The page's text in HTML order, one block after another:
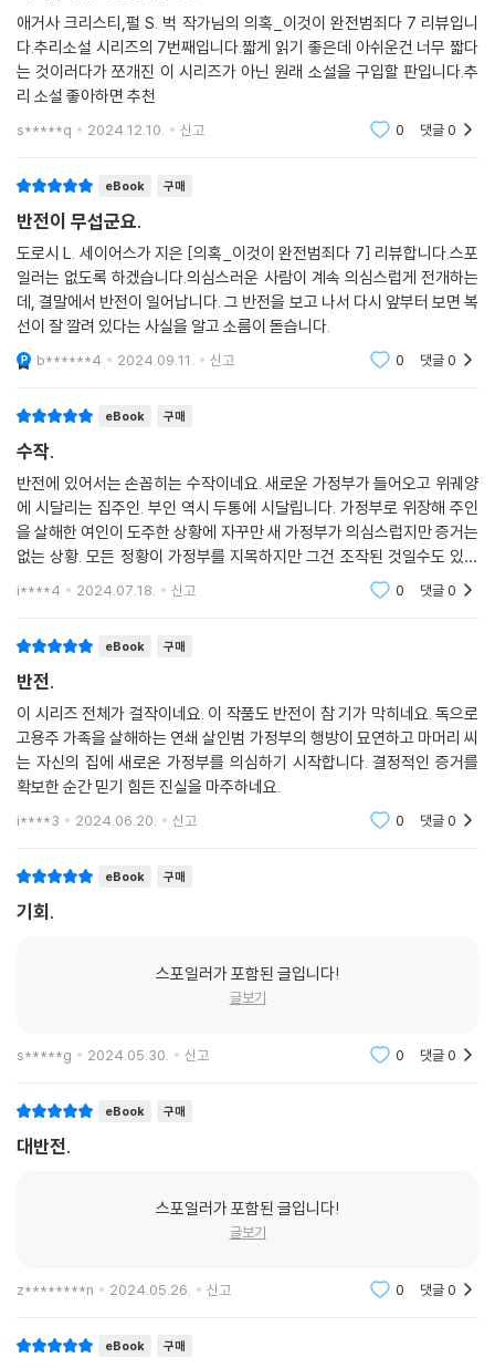
애거사 크리스티,펄 S. 벅 작가님의 의혹_이것이 완전범죄다 7 리뷰입니
다.추리소설 시리즈의 7번째입니다.짧게 읽기 좋은데 아쉬운건 너무 짧다
는 것이러다가 쪼개진 이 시리즈가 아닌 원래 소설을 구입할 판입니다.추
리 소설 좋아하면 추천
s*****q 2024.12.10. 신고 0 댓글0
eBook 구매
반전이 무섭군요.
도로시 L. 세이어스가 지은 [의혹_이것이 완전범죄다 7] 리뷰합니다.스포
일러는 없도록 하겠습니다.의심스러운 사람이 계속 의심스럽게 전개하는
데, 결말에서 반전이 일어납니다. 그 반전을 보고 나서 다시 앞부터 보면 복
선이 잘 깔려 있다는 사실을 알고 소름이 돋습니다.
b******4 2024.09.11. 신고 0 댓글0
eBook 구매
수작.
반전에 있어서는 손꼽히는 수작이네요. 새로운 가정부가 들어오고 위궤양
에 시달리는 집주인. 부인 역시 두통에 시달립니다. 가정부로 위장해 주인
을 살해한 여인이 도주한 상황에 자꾸만 새 가정부가 의심스럽지만 증거는
없는 상황. 모든 정황이 가정부를 지목하지만 그건 조작된 것일수도 있다
는...
i****4 2024.07.18. 신고 0 댓글0
eBook 구매
반전.
이 시리즈 전체가 걸작이네요. 이 작품도 반전이 참 기가 막히네요. 독으로
고용주 가족을 살해하는 연쇄 살인범 가정부의 행방이 묘연하고 마머리 씨
는 자신의 집에 새로온 가정부를 의심하기 시작합니다. 결정적인 증거를
확보한 순간 믿기 힘든 진실을 마주하네요.
i****3 2024.06.20. 신고 0 댓글0
eBook 구매
기회.
스포일러가 포함된 글입니다!
글보기
s*****g 2024.05.30. 신고 0 댓글0
eBook 구매
대반전.
스포일러가 포함된 글입니다!
글보기
z********n 2024.05.26. 신고 0 댓글0
eBook 구매